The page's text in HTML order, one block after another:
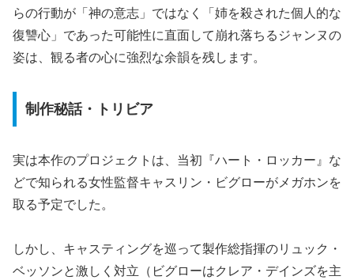
らの行動が「神の意志」ではなく「姉を殺された個人的な
復讐心」であった可能性に直面して崩れ落ちるジャンヌの
姿は、観る者の心に強烈な余韻を残します。
制作秘話・トリビア
実は本作のプロジェクトは、当初『ハート・ロッカー』な
どで知られる女性監督キャスリン・ビグローがメガホンを
取る予定でした。
しかし、キャスティングを巡って製作総指揮のリュック・
ベッソンと激しく対立（ビグローはクレア・デインズを主